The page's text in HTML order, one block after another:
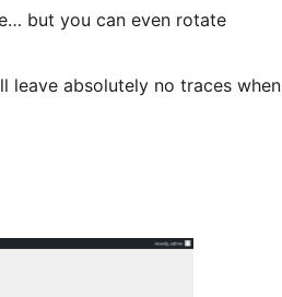
but you can even rotate
leave absolutely no traces when